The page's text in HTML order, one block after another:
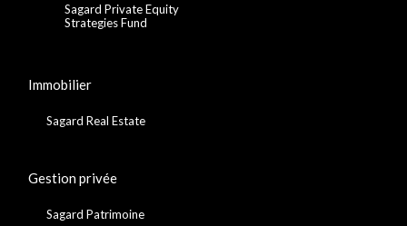
Sagard Private Equity
Strategies Fund
Immobilier
Sagard Real Estate
Gestion privée
Sagard Patrimoine